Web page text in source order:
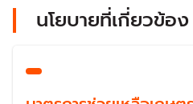
นโยบายที่เกี่ยวข้อง